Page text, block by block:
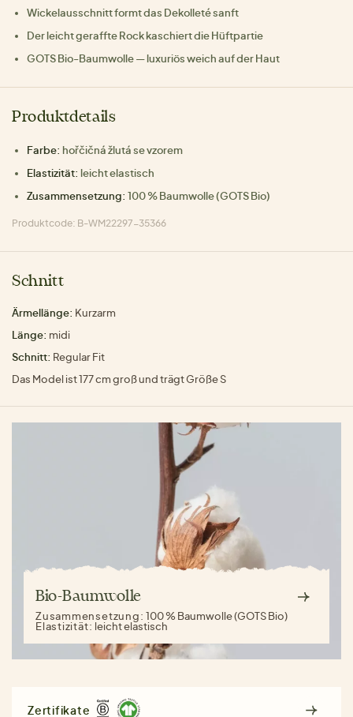
Wickelausschnitt formt das Dekolleté sanft
Der leicht geraffte Rock kaschiert die Hüftpartie
GOTS Bio-Baumwolle — luxuriös weich auf der Haut
Produktdetails
Farbe: hořčičná žlutá se vzorem
Elastizität: leicht elastisch
Zusammensetzung: 100 % Baumwolle (GOTS Bio)
Produktcode: B-WM22297-35366
Schnitt
Ärmellänge: Kurzarm
Länge: midi
Schnitt: Regular Fit
Das Model ist 177 cm groß und trägt Größe S
Bio-Baumwolle
Zusammensetzung:100 % Baumwolle (GOTS Bio)
Elastizität: leicht elastisch
Zertifikate